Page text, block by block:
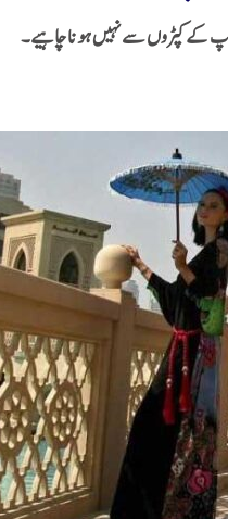
کے کپڑوں سے نہیں ہونا چاہیے۔